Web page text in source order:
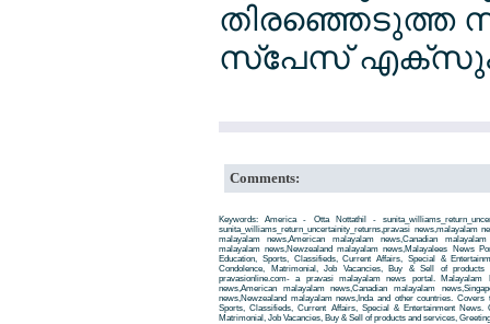
തിരഞ്ഞെടുത്ത
സ്പേസ്
Comments:
Keywords: America - Otta Nottathil -
sunita_williams_return_uncertainity_returns,pravasi news,malayalam
malayalam news,American malayalam news,Canadian
malayalam news,Newzealand malayalam news,Malayalees News
Education, Sports, Classifieds, Current Affairs, Special &
Condolence, Matrimonial, Job Vacancies, Buy & Sell of
pravasionline.com- a pravasi malayalam news portal. Malayalam
news,American malayalam news,Canadian malayalam
news,Newzealand malayalam news,Inda and other countries.
Sports, Classifieds, Current Affairs, Special & Entertainment News.
Matrimonial, Job Vacancies, Buy & Sell of products and services,